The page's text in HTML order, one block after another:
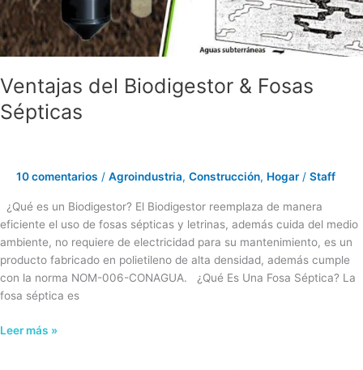
Ventajas del Biodigestor & Fosas
Sépticas
10 comentarios / Agroindustria, Construcción, Hogar/ Staff
¿Qué es un Biodigestor? El Biodigestor reemplaza de manera
eficiente el uso de fosas sépticas y letrinas, además cuida del medio
ambiente, no requiere de electricidad para su mantenimiento, es un
producto fabricado en polietileno de alta densidad, además cumple
con la norma NOM-006-CONAGUA. ¿Qué Es Una Fosa Séptica? La
fosa séptica es
Sépticas
Leer más »